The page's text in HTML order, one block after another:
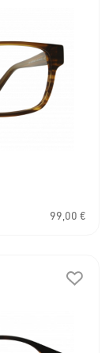
99,00 €